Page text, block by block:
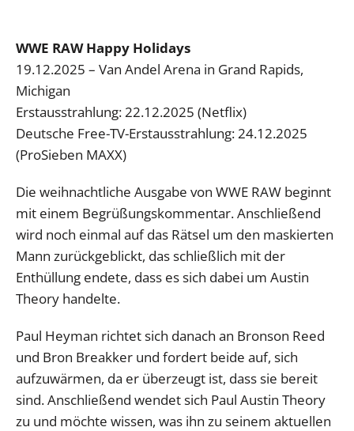
WWE RAW Happy Holidays
19.12.2025 – Van Andel Arena in Grand Rapids,
Michigan
Erstausstrahlung: 22.12.2025 (Netflix)
Deutsche Free-TV-Erstausstrahlung: 24.12.2025
(ProSieben MAXX)
Die weihnachtliche Ausgabe von WWE RAW beginnt
mit einem Begrüßungskommentar. Anschließend
wird noch einmal auf das Rätsel um den maskierten
Mann zurückgeblickt, das schließlich mit der
Enthüllung endete, dass es sich dabei um Austin
Theory handelte.
Paul Heyman richtet sich danach an Bronson Reed
und Bron Breakker und fordert beide auf, sich
aufzuwärmen, da er überzeugt ist, dass sie bereit
sind. Anschließend wendet sich Paul Austin Theory
zu und möchte wissen, was ihn zu seinem aktuellen